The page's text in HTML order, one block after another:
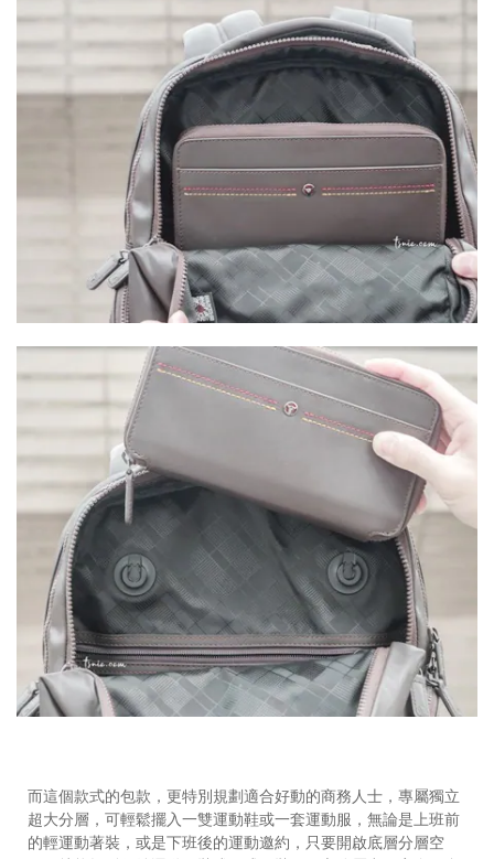
而這個款式的包款，更特別規劃適合好動的商務人士，專屬獨立
超大分層，可輕鬆擺入一雙運動鞋或一套運動服，無論是上班前
的輕運動著裝，或是下班後的運動邀約，只要開啟底層分層空